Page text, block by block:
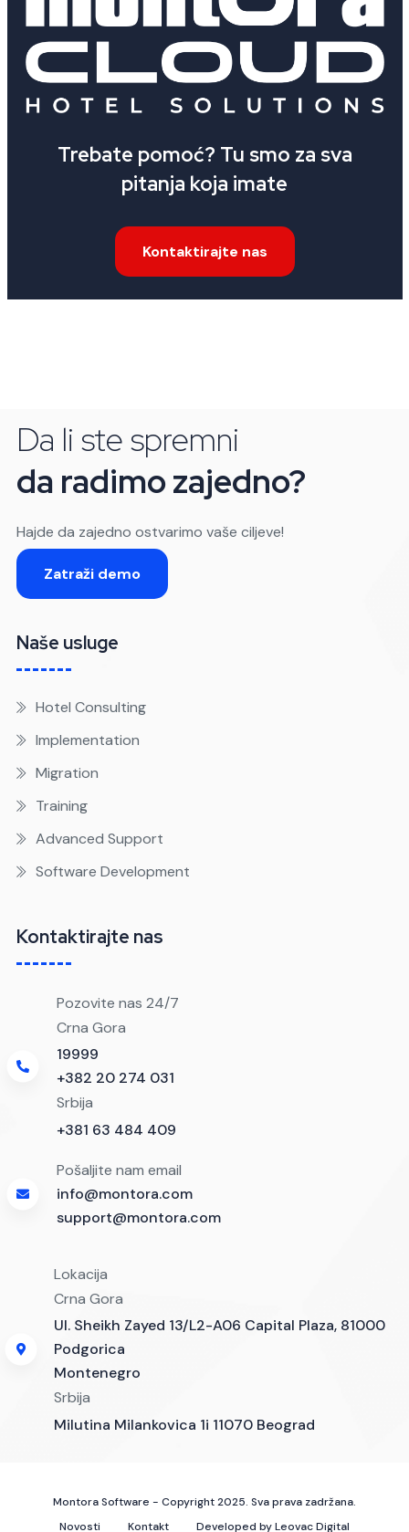
Trebate pomoć? Tu smo za sva
pitanja koja imate
Kontaktirajte nas
Da li ste spremni
da radimo zajedno?
Hajde da zajedno ostvarimo vaše ciljeve!
Zatraži demo
Naše usluge
Hotel Consulting
Implementation
Migration
Training
Advanced Support
Software Development
Kontaktirajte nas
Pozovite nas 24/7
Crna Gora
19999
+382 20 274 031
Srbija
+381 63 484 409
Pošaljite nam email
info@montora.com
support@montora.com
Lokacija
Crna Gora
Ul. Sheikh Zayed 13/L2-A06 Capital Plaza, 81000
Podgorica
Montenegro
Srbija
Milutina Milankovica 1i 11070 Beograd
Montora Software - Copyright 2025. Sva prava zadržana.
Novosti
Kontakt Developed by Leovac Digital